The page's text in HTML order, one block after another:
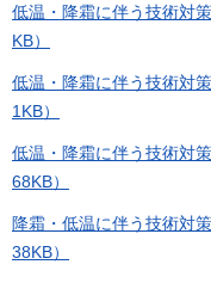
低温・降霜に伴う技術対
KB）
低温・降霜に伴う技術対
1KB）
低温・降霜に伴う技術対
68KB）
降霜・低温に伴う技術対
38KB）